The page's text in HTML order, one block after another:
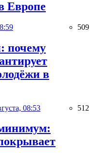
Европе
509
почему
в
08:53 512